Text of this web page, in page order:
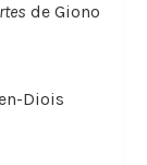
de Giono
Diois